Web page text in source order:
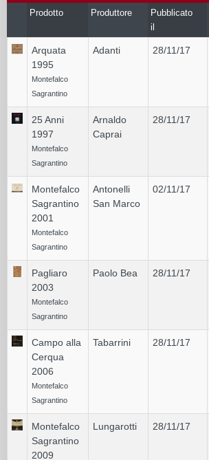
Prodotto Produttore
Pubblicato
il
Arquata
1995
Montefalco
Sagrantino
Adanti 28/11/17
25 Anni
1997
Montefalco
Sagrantino
Arnaldo
Caprai
28/11/17
Montefalco
Sagrantino
2001
Montefalco
Sagrantino
Antonelli
San Marco
02/11/17
Pagliaro
2003
Montefalco
Sagrantino
Paolo Bea 28/11/17
Campo alla
Cerqua
2006
Montefalco
Sagrantino
Tabarrini 28/11/17
Montefalco
Sagrantino
2009
Lungarotti 28/11/17